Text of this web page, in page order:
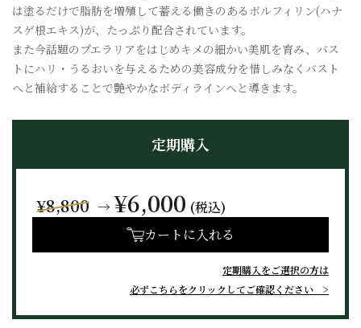
は塗るだけで脂肪を増殖して蓄える働きのあるボルフィリン(ハナ
スゲ根エキス)が、たっぷり配合されています。
また今話題のプエラリアをはじめキメの細かい美肌を育み、バス
トにハリ・うるおいを与えるための美容成分を惜しみなくバスト
へと補給することで艶やかなボディラインへと導きます。
定期購入
¥8,800 → ¥6,000 (税込)
カートに入れる
定期購入をご選択の方は
必ずこちらをクリックしてご確認ください